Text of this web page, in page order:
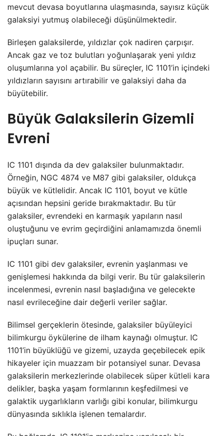
mevcut devasa boyutlarına ulaşmasında, sayısız küçük
galaksiyi yutmuş olabileceği düşünülmektedir.
Birleşen galaksilerde, yıldızlar çok nadiren çarpışır.
Ancak gaz ve toz bulutları yoğunlaşarak yeni yıldız
oluşumlarına yol açabilir. Bu süreçler, IC 1101’in içindeki
yıldızların sayısını artırabilir ve galaksiyi daha da
büyütebilir.
Büyük Galaksilerin Gizemli
Evreni
IC 1101 dışında da dev galaksiler bulunmaktadır.
Örneğin, NGC 4874 ve M87 gibi galaksiler, oldukça
büyük ve kütlelidir. Ancak IC 1101, boyut ve kütle
açısından hepsini geride bırakmaktadır. Bu tür
galaksiler, evrendeki en karmaşık yapıların nasıl
oluştuğunu ve evrim geçirdiğini anlamamızda önemli
ipuçları sunar.
IC 1101 gibi dev galaksiler, evrenin yaşlanması ve
genişlemesi hakkında da bilgi verir. Bu tür galaksilerin
incelenmesi, evrenin nasıl başladığına ve gelecekte
nasıl evrileceğine dair değerli veriler sağlar.
Bilimsel gerçeklerin ötesinde, galaksiler büyüleyici
bilimkurgu öykülerine de ilham kaynağı olmuştur. IC
1101’in büyüklüğü ve gizemi, uzayda geçebilecek epik
hikayeler için muazzam bir potansiyel sunar. Devasa
galaksilerin merkezlerinde olabilecek süper kütleli kara
delikler, başka yaşam formlarının keşfedilmesi ve
galaktik uygarlıkların varlığı gibi konular, bilimkurgu
dünyasında sıklıkla işlenen temalardır.